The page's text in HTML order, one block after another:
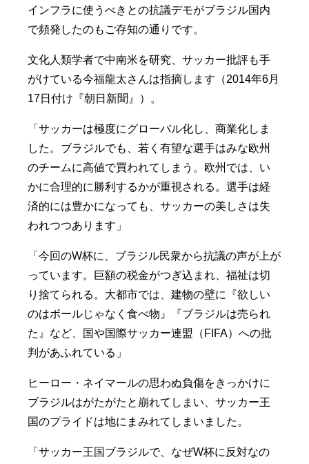
インフラに使うべきとの抗議デモがブラジル国内
で頻発したのもご存知の通りです。
文化人類学者で中南米を研究、サッカー批評も手
がけている今福龍太さんは指摘します（2014年6月
17日付け『朝日新聞』）。
「サッカーは極度にグローバル化し、商業化しま
した。ブラジルでも、若く有望な選手はみな欧州
のチームに高値で買われてしまう。欧州では、い
かに合理的に勝利するかが重視される。選手は経
済的には豊かになっても、サッカーの美しさは失
われつつあります」
「今回のW杯に、ブラジル民衆から抗議の声が上が
っています。巨額の税金がつぎ込まれ、福祉は切
り捨てられる。大都市では、建物の壁に『欲しい
のはボールじゃなく食べ物』『ブラジルは売られ
た』など、国や国際サッカー連盟（FIFA）への批
判があふれている」
ヒーロー・ネイマールの思わぬ負傷をきっかけに
ブラジルはがたがたと崩れてしまい、サッカー王
国のプライドは地にまみれてしまいました。
「サッカー王国ブラジルで、なぜW杯に反対なの